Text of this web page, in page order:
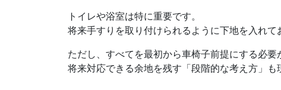
トイレや浴室は特に重要です。
将来手すりを取り付けられるように下地を入れ
ただし、すべてを最初から車椅子前提にする必要
将来対応できる余地を残す「段階的な考え方」も